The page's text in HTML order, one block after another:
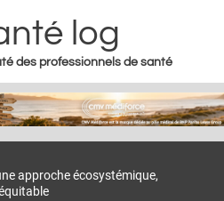
navigation
log
des professionnels de santé
DOMICILE
approche écosystémique,